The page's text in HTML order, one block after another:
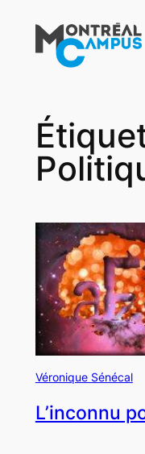
contenu
Véronique Sénécal
L’inconnu